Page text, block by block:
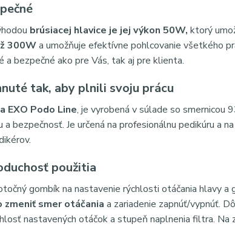
brúsiacej hlavice je jej výkon 50W, ktorý
300Wa umožňuje efektívne pohlcovanie všetkého
a bezpečné ako pre Vás, tak aj pre klienta.
tak, aby plnili svoju prácu
EXO Podo Line, je vyrobená v súlade so smernicou
bezpečnosť. Je určená na profesionálnu pedikúru a
použitia
gombík na nastavenie rýchlosti otáčania hlavy a
zmeniť smer otáčania a zariadenie zapnúť/vypnúť.
nastavených otáčok a stupeň naplnenia filtra.